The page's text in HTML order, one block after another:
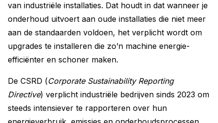
van industriële installaties. Dat houdt in dat wanneer je
onderhoud uitvoert aan oude installaties die niet meer
aan de standaarden voldoen, het verplicht wordt om
upgrades te installeren die zo’n machine energie-
efficiënter en schoner maken.
De CSRD (Corporate Sustainability Reporting
Directive) verplicht industriële bedrijven sinds 2023 om
steeds intensiever te rapporteren over hun